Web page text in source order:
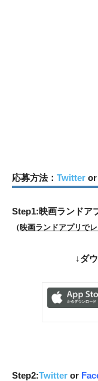
応募方法： Twitter or
Step1:映画ランドア
（映画ランドアプリで
↓ダ
Step2:Twitter or